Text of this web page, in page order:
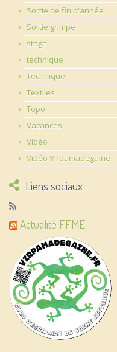
Sortie de fin d'année
Sortie grimpe
stage
technique
Technique
Textiles
Topo
Vacances
Vidéo
Vidéo Virpamadegaine
Liens sociaux
Actualité FFME